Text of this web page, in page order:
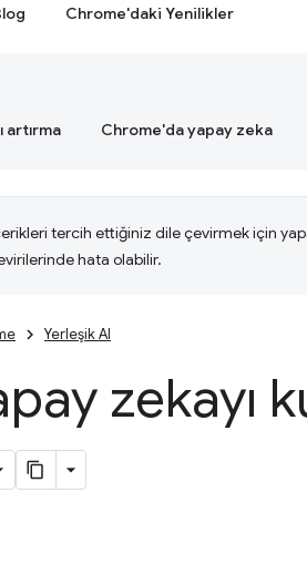
Chrome'daki Yenilikler
artırma Chrome'da yapay zeka
tercih ettiğiniz dile çevirmek için
hata olabilir.
Yerleşik AI
zekayı